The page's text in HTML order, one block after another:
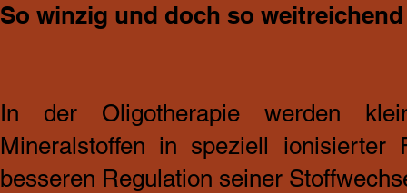
So winzig und doch so weitreichend
In der Oligotherapie werden
Mineralstoffen in speziell
besseren Regulation seiner